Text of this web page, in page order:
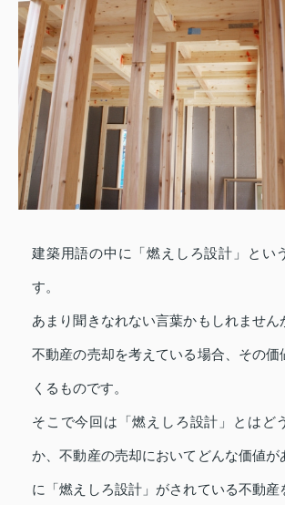
建築用語の中に「燃えしろ設計」とい
す。
あまり聞きなれない言葉かもしれません
不動産の売却を考えている場合、その価
くるものです。
そこで今回は「燃えしろ設計」とはど
か、不動産の売却においてどんな価値が
に「燃えしろ設計」がされている不動産